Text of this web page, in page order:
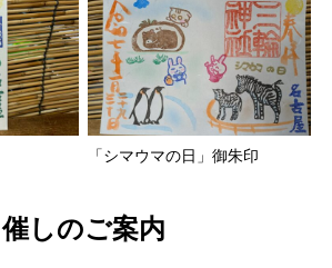
「シマウマの日」御朱印
催しのご案内